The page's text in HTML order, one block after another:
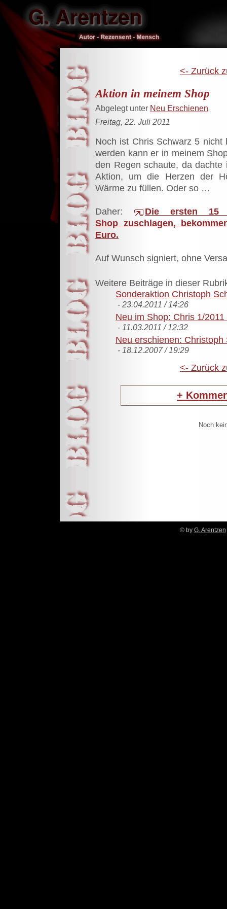
<- Zurück
Aktion in meinem Shop
Abgelegt unter Neu Erschienen
Freitag, 22. Juli 2011
Noch ist Chris Schwarz 5 nicht
werden kann er in meinem
den Regen schaute, da
Aktion, um die Herzen der
Wärme zu füllen. Oder so …
Daher:
Die ersten 15
Shop zuschlagen,
Euro.
Auf Wunsch signiert, ohne
Weitere Beiträge in dieser
Sonderaktion Christoph
- 23.04.2011 / 14:26
Neu im Shop: Chris 1/
- 11.03.2011 / 12:32
Neu erschienen:
- 18.12.2007 / 19:29
<- Zurück
+
Noch
© by G. Arentzen